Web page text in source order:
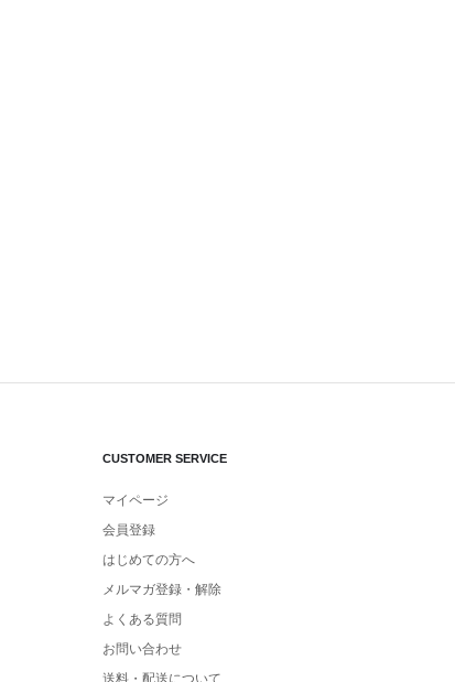
CUSTOMER SERVICE
マイページ
会員登録
はじめての方へ
メルマガ登録・解除
よくある質問
お問い合わせ
送料・配送について